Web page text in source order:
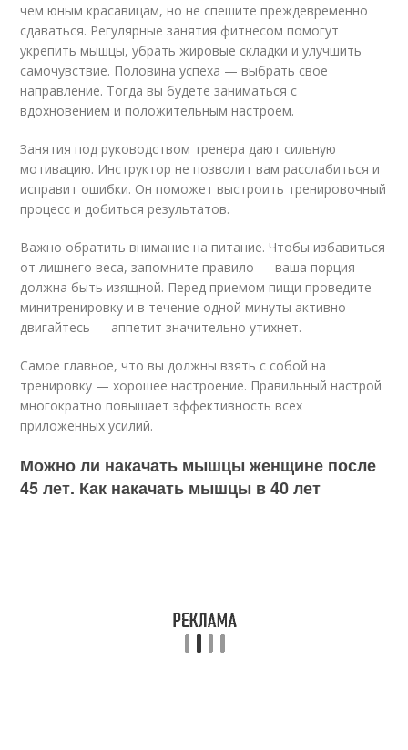
чем юным красавицам, но не спешите преждевременно
сдаваться. Регулярные занятия фитнесом помогут
укрепить мышцы, убрать жировые складки и улучшить
самочувствие. Половина успеха — выбрать свое
направление. Тогда вы будете заниматься с
вдохновением и положительным настроем.
Занятия под руководством тренера дают сильную
мотивацию. Инструктор не позволит вам расслабиться и
исправит ошибки. Он поможет выстроить тренировочный
процесс и добиться результатов.
Важно обратить внимание на питание. Чтобы избавиться
от лишнего веса, запомните правило — ваша порция
должна быть изящной. Перед приемом пищи проведите
минитренировку и в течение одной минуты активно
двигайтесь — аппетит значительно утихнет.
Самое главное, что вы должны взять с собой на
тренировку — хорошее настроение. Правильный настрой
многократно повышает эффективность всех
приложенных усилий.
Можно ли накачать мышцы женщине после
45 лет. Как накачать мышцы в 40 лет